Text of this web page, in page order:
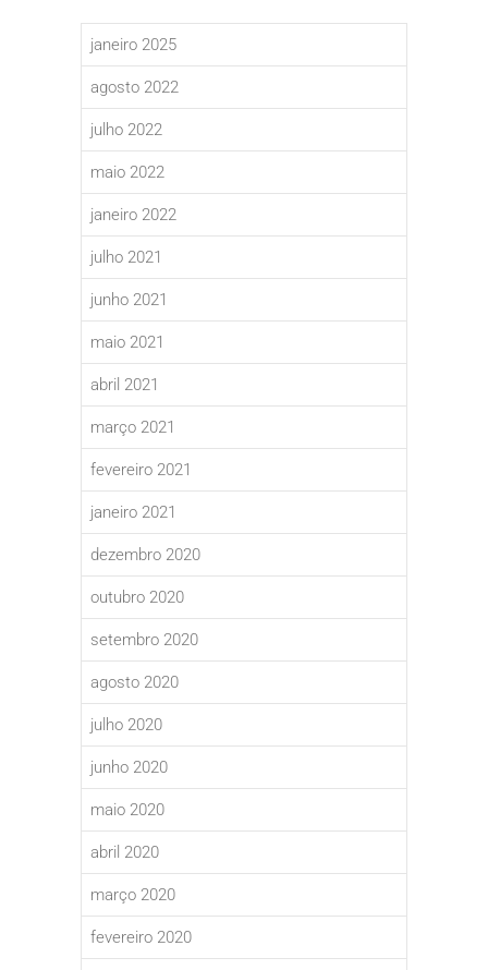
janeiro 2025
agosto 2022
julho 2022
maio 2022
janeiro 2022
julho 2021
junho 2021
maio 2021
abril 2021
março 2021
fevereiro 2021
janeiro 2021
dezembro 2020
outubro 2020
setembro 2020
agosto 2020
julho 2020
junho 2020
maio 2020
abril 2020
março 2020
fevereiro 2020